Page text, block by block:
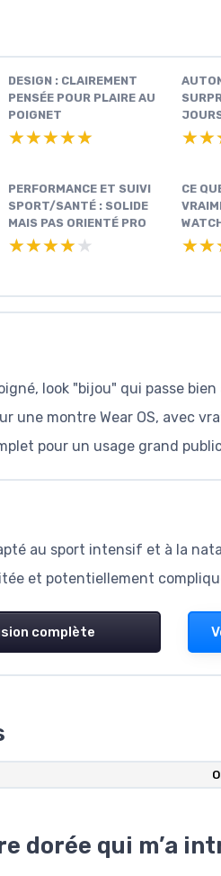
DESIGN : CLAIREMENT
PENSÉE POUR PLAIRE AU
POIGNET
★★★★★
★★★★★
PERFORMANCE ET SUIVI
SPORT/SANTÉ : SOLIDE
MAIS PAS ORIENTÉ PRO
★★★★★
★★★★★
CE
look "bijou" qui passe
une montre Wear OS, avec
pour un usage grand public
au sport intensif et à la
et potentiellement
complète
dorée qui m’a